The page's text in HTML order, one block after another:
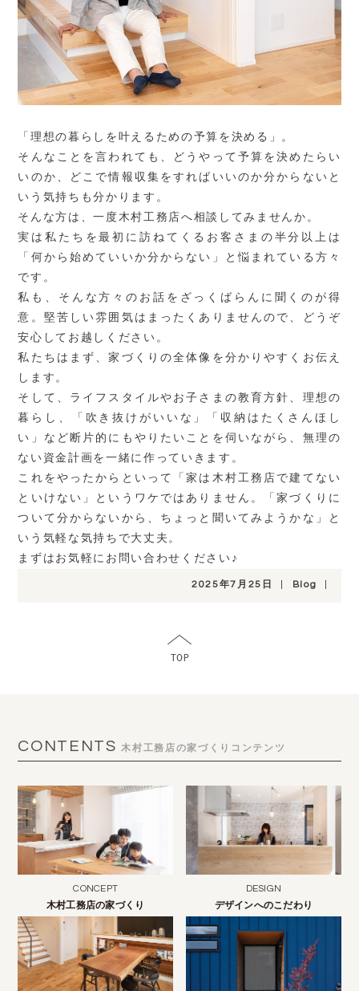
「理想の暮らしを叶えるための予算を決める」。
そんなことを言われても、どうやって予算を決めたらい
いのか、どこで情報収集をすればいいのか分からないと
いう気持ちも分かります。
そんな方は、一度木村工務店へ相談してみませんか。
実は私たちを最初に訪ねてくるお客さまの半分以上は
「何から始めていいか分からない」と悩まれている方々
です。
私も、そんな方々のお話をざっくばらんに聞くのが得
意。堅苦しい雰囲気はまったくありませんので、どうぞ
安心してお越しください。
私たちはまず、家づくりの全体像を分かりやすくお伝え
します。
そして、ライフスタイルやお子さまの教育方針、理想の
暮らし、「吹き抜けがいいな」「収納はたくさんほし
い」など断片的にもやりたいことを伺いながら、無理の
ない資金計画を一緒に作っていきます。
これをやったからといって「家は木村工務店で建てない
といけない」というワケではありません。「家づくりに
ついて分からないから、ちょっと聞いてみようかな」と
いう気軽な気持ちで大丈夫。
まずはお気軽にお問い合わせください ♪
2025年7月25日 Blog
CONTENTS 木村工務店の家づくりコンテンツ
CONCEPT
木村工務店の家づくり
DESIGN
デザインへのこだわり